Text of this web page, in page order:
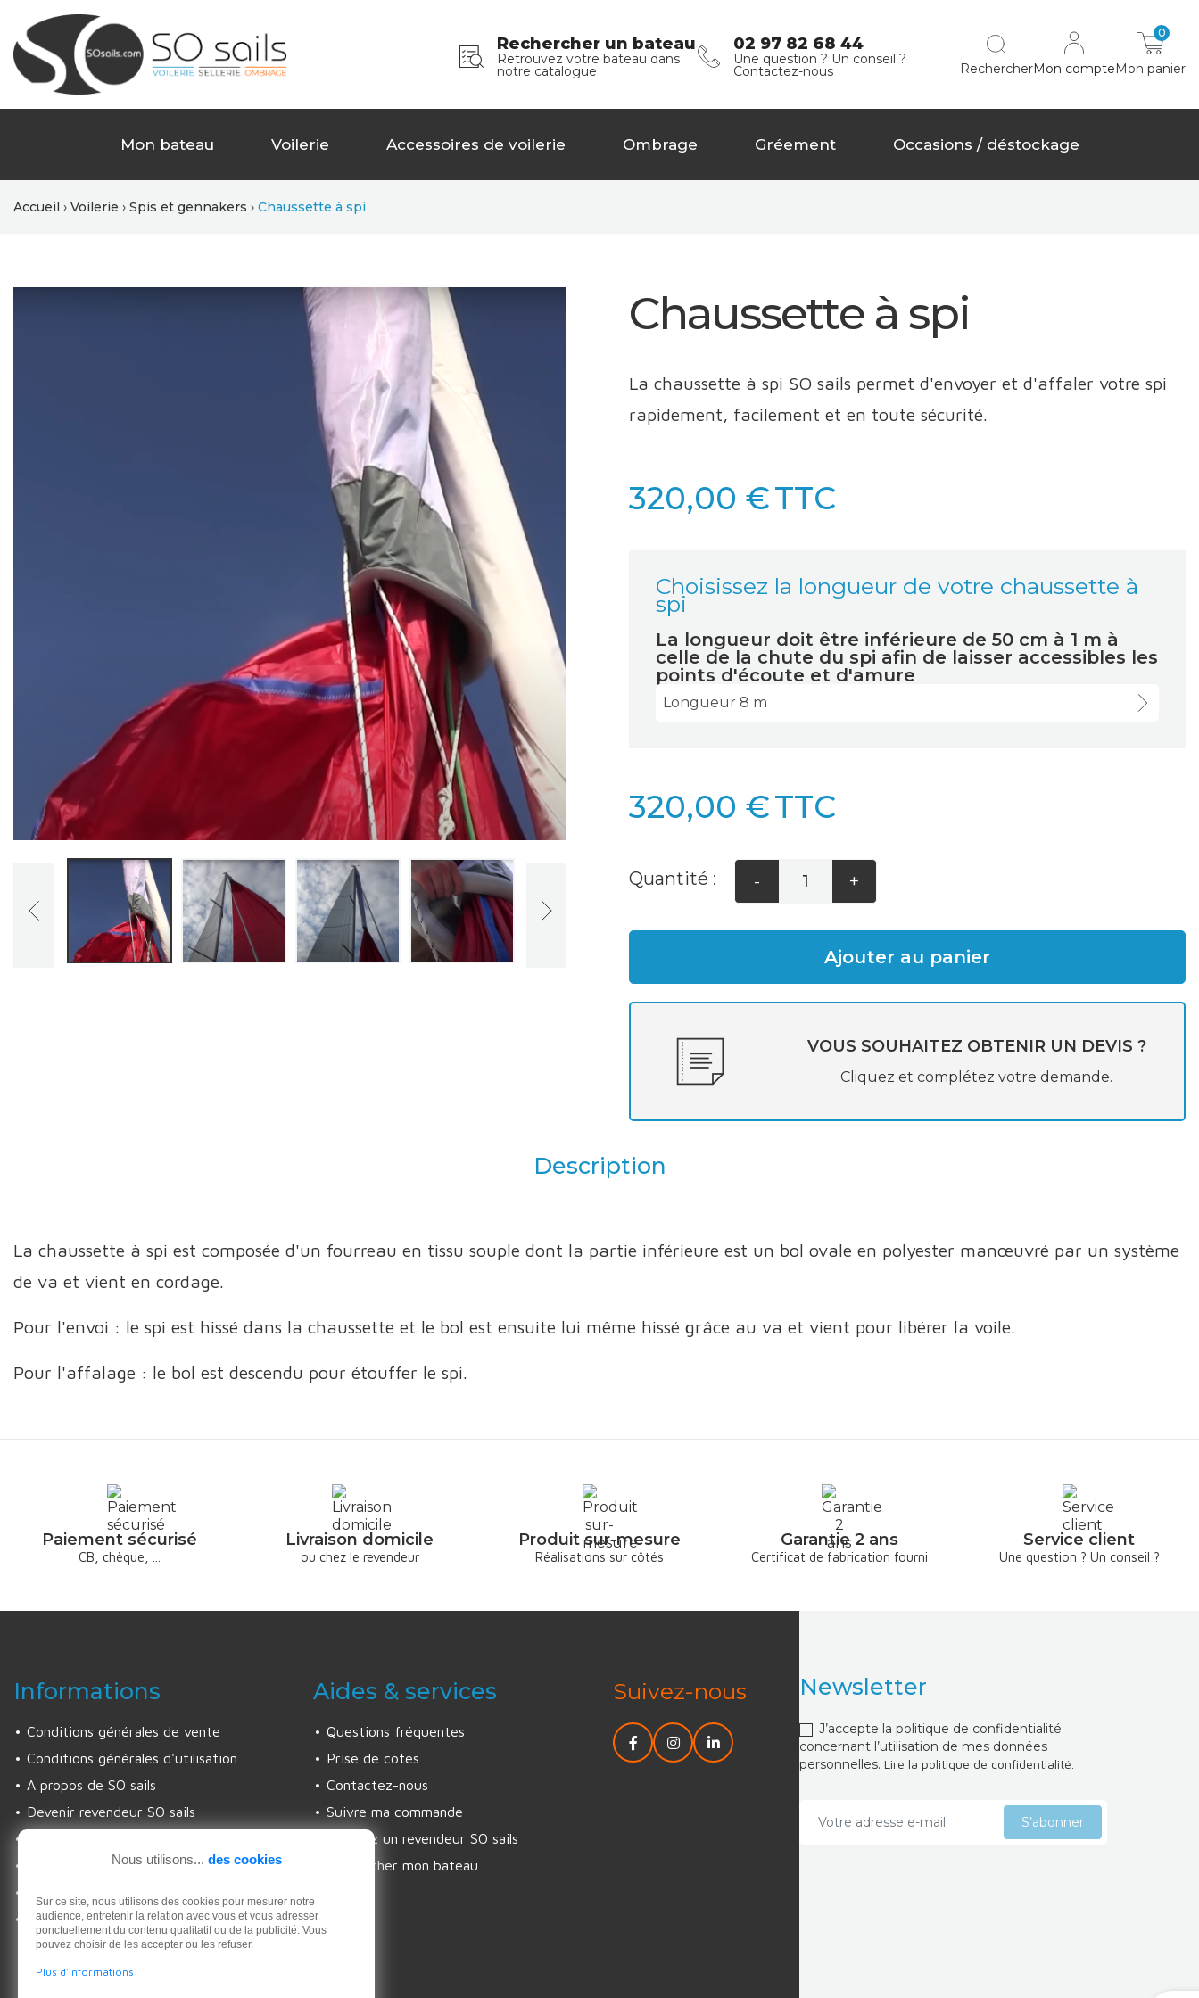
Rechercher un bateau
Retrouvez votre bateau dans
notre catalogue
02 97 82 68 44
Une question ? Un conseil ?
Contactez-nous RechercherMon compteMon panier
0
Mon bateau Voilerie Accessoires de voilerie Ombrage Gréement Occasions / déstockage
Accueil Voilerie Spis et gennakers Chaussette à spi
Chaussette à spi
La chaussette à spi SO sails permet d'envoyer et d'affaler votre spi
rapidement, facilement et en toute sécurité.
320,00 €TTC
Choisissez la longueur de votre chaussette à
spi
La longueur doit être inférieure de 50 cm à 1 m à
celle de la chute du spi afin de laisser accessibles les
points d'écoute et d'amure
320,00 €TTC
Quantité : - +
Ajouter au panier
VOUS SOUHAITEZ OBTENIR UN DEVIS ?
Cliquez et complétez votre demande.
Description
La chaussette à spi est composée d'un fourreau en tissu souple dont la partie inférieure est un bol ovale en polyester manœuvré par un système
de va et vient en cordage.
Pour l'envoi : le spi est hissé dans la chaussette et le bol est ensuite lui même hissé grâce au va et vient pour libérer la voile.
Pour l'affalage : le bol est descendu pour étouffer le spi.
Paiement sécurisé
CB, chèque, ...
Livraison domicile
ou chez le revendeur
Produit sur-mesure
Réalisations sur côtés
Garantie 2 ans
Certificat de fabrication fourni
Service client
Une question ? Un conseil ?
Informations
Conditions générales de vente
Conditions générales d'utilisation
A propos de SO sails
Devenir revendeur SO sails
Politique de confidentialité
Rétractation
Aides & services
Questions fréquentes
Prise de cotes
Contactez-nous
Suivre ma commande
Trouvez un revendeur SO sails
Rechercher mon bateau
Suivez-nous Newsletter
J’accepte la politique de confidentialité
concernant l’utilisation de mes données
personnelles. Lire la politique de confidentialité.
Nous utilisons... des cookies
Sur ce site, nous utilisons des cookies pour mesurer notre
audience, entretenir la relation avec vous et vous adresser
ponctuellement du contenu qualitatif ou de la publicité. Vous
pouvez choisir de les accepter ou les refuser.
Plus d'informations